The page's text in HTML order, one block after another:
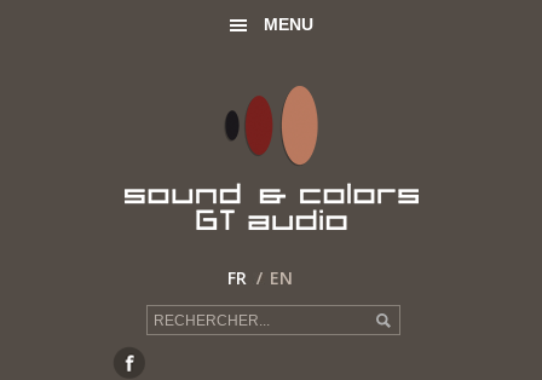
FR EN
MENU